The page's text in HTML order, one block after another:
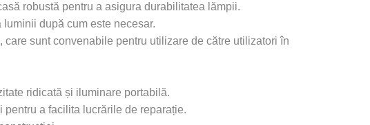
robustă pentru a asigura durabilitatea lămpii.
după cum este necesar.
sunt convenabile pentru utilizare de către utilizatori în
ridicată și iluminare portabilă.
a facilita lucrările de reparație.